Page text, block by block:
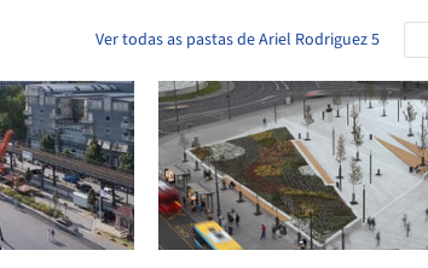
Ver todas as pastas de Ariel Rodriguez 5